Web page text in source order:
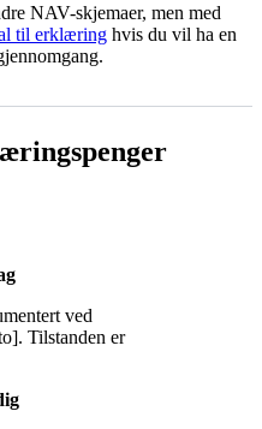
NAV-skjemaer, men med
til erklæring hvis du vil ha en
ved
Tilstanden er